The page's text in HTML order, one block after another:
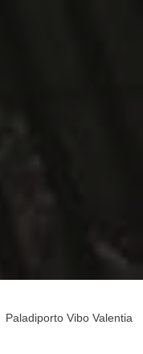
Paladiporto Vibo Valentia